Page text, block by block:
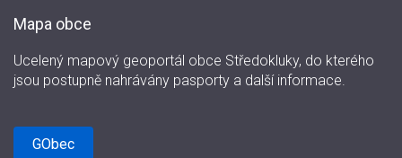
Mapa obce
Ucelený mapový geoportál obce Středokluky, do kterého
jsou postupně nahrávány pasporty a další informace.
GObec